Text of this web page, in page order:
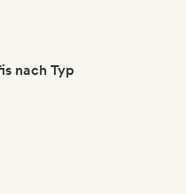
nach Typ